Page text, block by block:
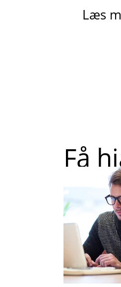
Læs
Få